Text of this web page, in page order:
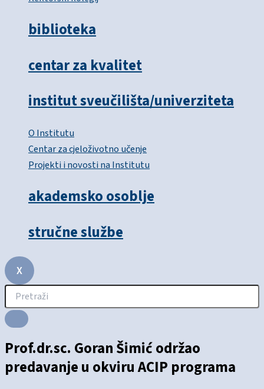
biblioteka
centar za kvalitet
institut sveučilišta/univerziteta
O Institutu
Centar za cjeloživotno učenje
Projekti i novosti na Institutu
akademsko osoblje
stručne službe
X
Prof.dr.sc. Goran Šimić održao
predavanje u okviru ACIP programa